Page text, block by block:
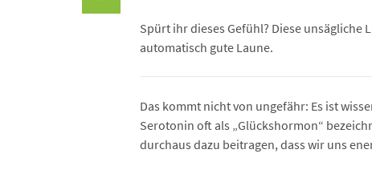
Spürt ihr dieses Gefühl? Diese unsägliche
automatisch gute Laune.
Das kommt nicht von ungefähr: Es ist
Serotonin oft als „Glückshormon“
durchaus dazu beitragen, dass wir uns